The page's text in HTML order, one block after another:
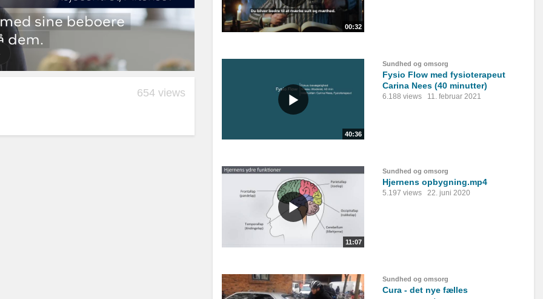
654 views
00:32
40:36
Sundhed og omsorg
Fysio Flow med fysioterapeut
Carina Nees (40 minutter)
6.188 views 11. februar 2021
11:07
Sundhed og omsorg
Hjernens opbygning.mp4
5.197 views 22. juni 2020
Sundhed og omsorg
Cura - det nye fælles